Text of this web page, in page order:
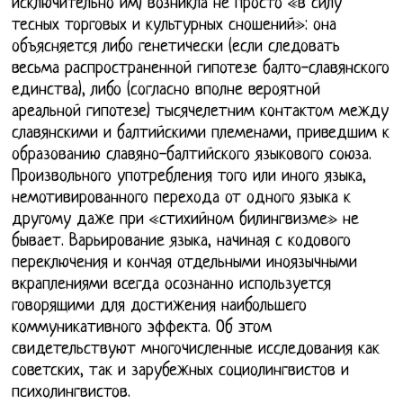
исключительно им) возникла не просто «в силу
тесных торговых и культурных сношений»: она
объясняется либо генетически (если следовать
весьма распространенной гипотезе балто-славянского
единства), либо (согласно вполне вероятной
ареальной гипотезе) тысячелетним контактом между
славянскими и балтийскими племенами, приведшим к
образованию славяно-балтийского языкового союза.
Произвольного употребления того или иного языка,
немотивированного перехода от одного языка к
другому даже при «стихийном билингвизме» не
бывает. Варьирование языка, начиная с кодового
переключения и кончая отдельными иноязычными
вкраплениями всегда осознанно используется
говорящими для достижения наибольшего
коммуникативного эффекта. Об этом
свидетельствуют многочисленные исследования как
советских, так и зарубежных социолингвистов и
психолингвистов.